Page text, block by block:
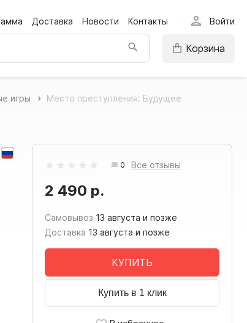
Доставка Новости Контакты person Войти
Корзина
игры Место преступления: Будущее
0 Все отзывы
2 490 р.
Самовывоз 13 августа и позже
Доставка 13 августа и позже
КУПИТЬ
Купить в 1 клик